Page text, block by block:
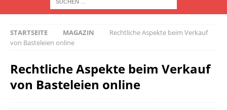
STARTSEITE MAGAZIN
Rechtliche Aspekte beim Verkauf
von Basteleien online
Rechtliche Aspekte beim Verkauf
von Basteleien online